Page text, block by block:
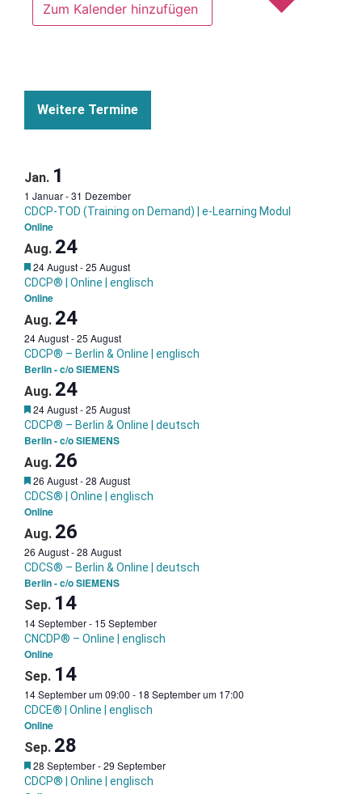
Zum Kalender hinzufügen
Weitere Termine
Jan. 1
1 Januar-31 Dezember
CDCP-TOD (Training on Demand) | e-Learning Modul
Online
Aug. 24
Garantietermin
24 August-25 August
CDCP® | Online | englisch
Online
Aug. 24
24 August-25 August
CDCP® – Berlin & Online | englisch
Berlin - c/o SIEMENS
Aug. 24
Garantietermin
24 August-25 August
CDCP® – Berlin & Online | deutsch
Berlin - c/o SIEMENS
Aug. 26
Garantietermin
26 August-28 August
CDCS® | Online | englisch
Online
Aug. 26
26 August-28 August
CDCS® – Berlin & Online | deutsch
Berlin - c/o SIEMENS
Sep. 14
14 September- 15 September
CNCDP® – Online | englisch
Online
Sep. 14
14 September um 09:00 - 18 September um 17:00
CDCE® | Online | englisch
Online
Sep. 28
Garantietermin
28 September-29 September
CDCP® | Online | englisch